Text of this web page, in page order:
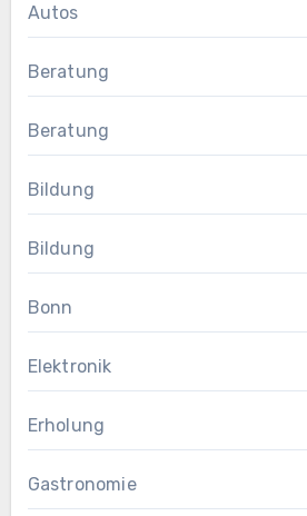
Autos
Beratung
Beratung
Bildung
Bildung
Bonn
Elektronik
Erholung
Gastronomie